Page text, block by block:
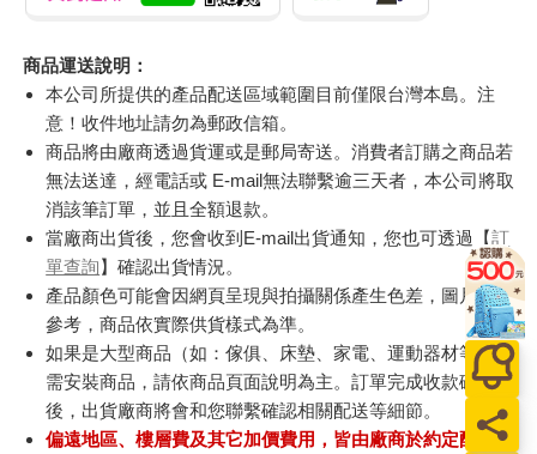
商品運送說明：
本公司所提供的產品配送區域範圍目前僅限台灣本島。注
意！收件地址請勿為郵政信箱。
商品將由廠商透過貨運或是郵局寄送。消費者訂購之商品若
無法送達，經電話或 E-mail無法聯繫逾三天者，本公司將取
消該筆訂單，並且全額退款。
當廠商出貨後，您會收到E-mail出貨通知，您也可透過【訂
單查詢】確認出貨情況。
產品顏色可能會因網頁呈現與拍攝關係產生色差，圖片僅供
參考，商品依實際供貨樣式為準。
如果是大型商品（如：傢俱、床墊、家電、運動器材等）及
需安裝商品，請依商品頁面說明為主。訂單完成收款確認
後，出貨廠商將會和您聯繫確認相關配送等細節。
偏遠地區、樓層費及其它加價費用，皆由廠商於約定配送時